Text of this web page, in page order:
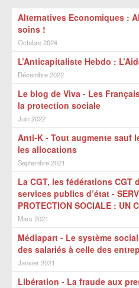
Alternatives Economiques :
soins !
Octobre 2024
L’Anticapitaliste Hebdo :
Décembre 2022
Le blog de Viva - Les
la protection sociale
Juin 2022
Anti-K - Tout augmente sauf
les allocations
Septembre 2021
La CGT, les fédérations
services publics d’état -
PROTECTION SOCIALE : UN
Mars 2021
Médiapart - Le système
des salariés à celle des
Janvier 2021
Libération - La fraude aux